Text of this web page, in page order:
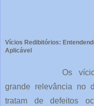
Vícios Redibitórios:
Aplicável
Os
grande relevância no
tratam de defeitos